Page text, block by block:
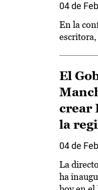
04 de
En la
El
crear
la
04 de
La
ha